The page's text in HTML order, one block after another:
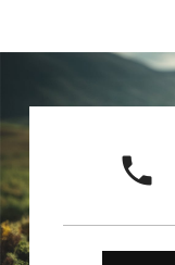
local_phone